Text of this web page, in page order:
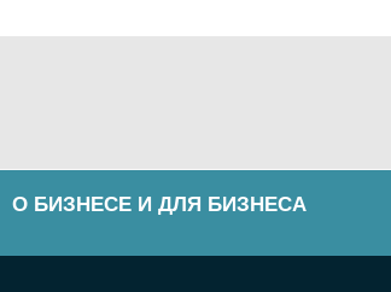
О БИЗНЕСЕ И ДЛЯ БИЗНЕСА